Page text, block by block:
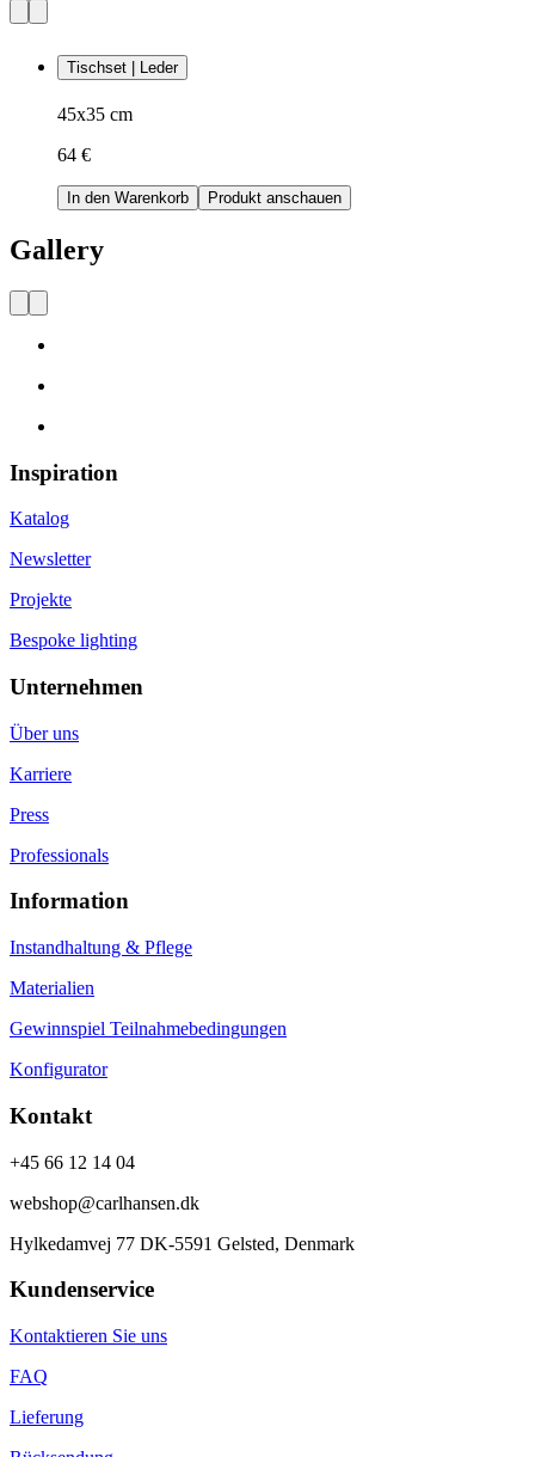
Tischset | Leder
45x35 cm
64 €
In den Warenkorb Produkt anschauen
Gallery
Inspiration
Katalog
Newsletter
Projekte
Bespoke lighting
Unternehmen
Über uns
Karriere
Press
Professionals
Information
Instandhaltung & Pflege
Materialien
Gewinnspiel Teilnahmebedingungen
Konfigurator
Kontakt
+45 66 12 14 04
webshop@carlhansen.dk
Hylkedamvej 77 DK-5591 Gelsted, Denmark
Kundenservice
Kontaktieren Sie uns
FAQ
Lieferung